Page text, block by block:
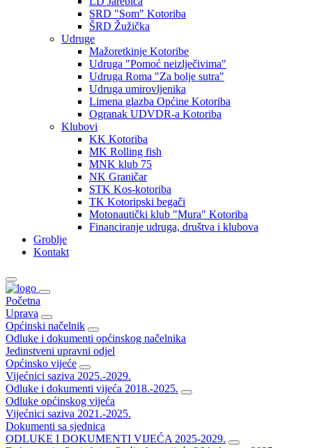
SRD "Som" Kotoriba
ŠRD Žužička
Udruge
Mažoretkinje Kotoribe
Udruga "Pomoć neizlječivima"
Udruga Roma "Za bolje sutra"
Udruga umirovljenika
Limena glazba Općine Kotoriba
Ogranak UDVDR-a Kotoriba
Klubovi
KK Kotoriba
MK Rolling fish
MNK klub 75
NK Graničar
STK Kos-kotoriba
TK Kotoripski begači
Motonautički klub "Mura" Kotoriba
Financiranje udruga, društva i klubova
Groblje
Kontakt
Početna
Uprava
Općinski načelnik
Odluke i dokumenti općinskog načelnika
Jedinstveni upravni odjel
Općinsko vijeće
Vijećnici saziva 2025.-2029.
Odluke i dokumenti vijeća 2018.-2025.
Odluke općinskog vijeća
Vijećnici saziva 2021.-2025.
Dokumenti sa sjednica
ODLUKE I DOKUMENTI VIJEĆA 2025-2029.